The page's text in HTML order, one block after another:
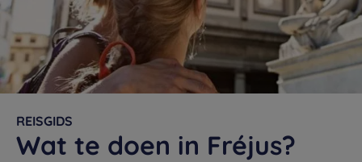
REISGIDS
Wat te doen in Fréjus?